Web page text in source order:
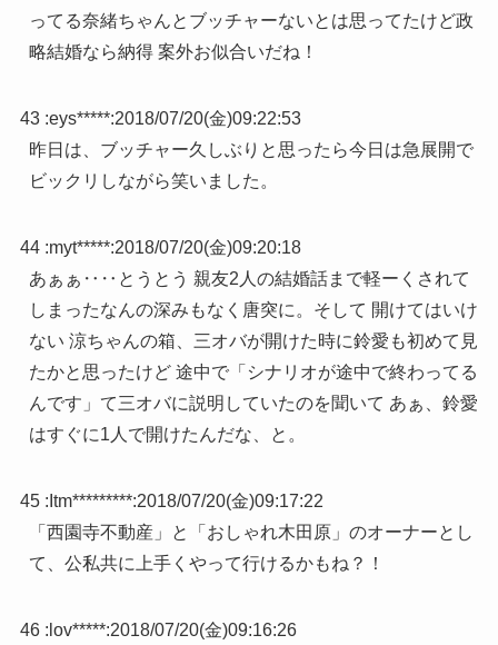
ってる奈緒ちゃんとブッチャーないとは思ってたけど政
略結婚なら納得 案外お似合いだね！
43 :eys*****:2018/07/20(金)09:22:53
昨日は、ブッチャー久しぶりと思ったら今日は急展開で
ビックリしながら笑いました。
44 :myt*****:2018/07/20(金)09:20:18
あぁぁ‥‥とうとう 親友2人の結婚話まで軽ーくされて
しまったなんの深みもなく唐突に。そして 開けてはいけ
ない 涼ちゃんの箱、三オバが開けた時に鈴愛も初めて見
たかと思ったけど 途中で「シナリオが途中で終わってる
んです」て三オバに説明していたのを聞いて あぁ、鈴愛
はすぐに1人で開けたんだな、と。
45 : Itm*********:2018/07/20(金)09:17:22
「西園寺不動産」と「おしゃれ木田原」のオーナーとし
て、公私共に上手くやって行けるかもね？！
46 : lov*****:2018/07/20(金)09:16:26